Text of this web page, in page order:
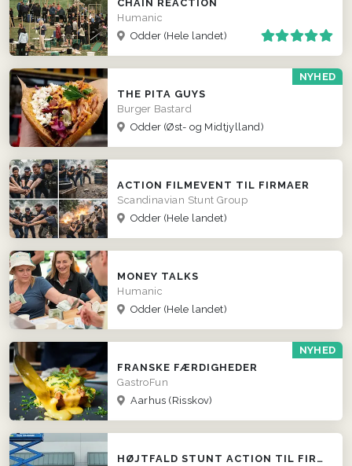
CHAIN REACTION
Humanic
Odder (Hele landet)
NYHED
THE PITA GUYS
Burger Bastard
Odder (Øst- og Midtjylland)
ACTION FILMEVENT TIL FIRMAER
Scandinavian Stunt Group
Odder (Hele landet)
MONEY TALKS
Humanic
Odder (Hele landet)
NYHED
FRANSKE FÆRDIGHEDER
GastroFun
Aarhus (Risskov)
HØJTFALD STUNT ACTION TIL FIRMAER